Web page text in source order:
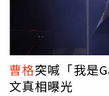
曹格突喊「我是
文真相曝光